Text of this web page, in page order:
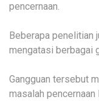
pencernaan.
Beberapa penelitian
mengatasi berbagai
Gangguan tersebut
masalah pencernaan